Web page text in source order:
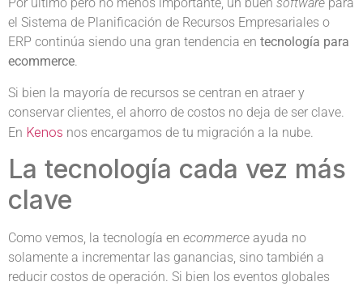
Por último pero no menos importante, un buen software para
el Sistema de Planificación de Recursos Empresariales o
ERP continúa siendo una gran tendencia en tecnología para
ecommerce.
Si bien la mayoría de recursos se centran en atraer y
conservar clientes, el ahorro de costos no deja de ser clave.
En Kenos nos encargamos de tu migración a la nube.
La tecnología cada vez más
clave
Como vemos, la tecnología en ecommerce ayuda no
solamente a incrementar las ganancias, sino también a
reducir costos de operación. Si bien los eventos globales